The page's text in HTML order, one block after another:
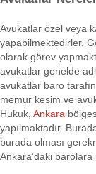
Avukatlar özel veya
yapabilmektedirler.
olarak görev
avukatlar genelde
avukatlar baro
memur kesim ve
Hukuk, Ankara
yapılmaktadır.
burada olması
Ankara’daki